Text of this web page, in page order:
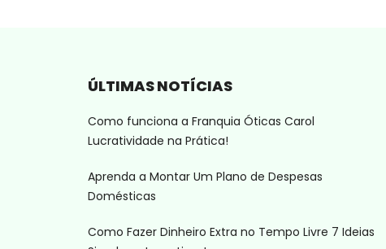
ÚLTIMAS NOTÍCIAS
Como funciona a Franquia Óticas Carol
Lucratividade na Prática!
Aprenda a Montar Um Plano de Despesas
Domésticas
Como Fazer Dinheiro Extra no Tempo Livre 7 Ideias